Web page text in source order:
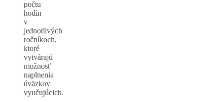
počtu
hodín
v
jednotlivých
ročníkoch,
ktoré
vytvárajú
možnosť
naplnenia
úväzkov
vyučujúcich.